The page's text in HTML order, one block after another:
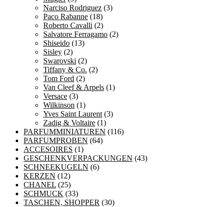
Narciso Rodriguez (3)
Paco Rabanne (18)
Roberto Cavalli (2)
Salvatore Ferragamo (2)
Shiseido (13)
Sisley (2)
Swarovski (2)
Tiffany & Co. (2)
Tom Ford (2)
Van Cleef & Arpels (1)
Versace (3)
Wilkinson (1)
Yves Saint Laurent (3)
Zadig & Voltaire (1)
PARFUMMINIATUREN (116)
PARFUMPROBEN (64)
ACCESOIRES (1)
GESCHENKVERPACKUNGEN (43)
SCHNEEKUGELN (6)
KERZEN (12)
CHANEL (25)
SCHMUCK (33)
TASCHEN, SHOPPER (30)